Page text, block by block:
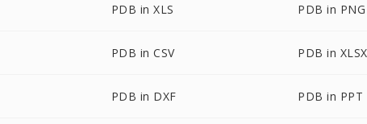
PDB in XLS PDB in PNG
PDB in CSV PDB in XLSX
PDB in DXF PDB in PPT